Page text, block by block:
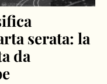
serata: la
da